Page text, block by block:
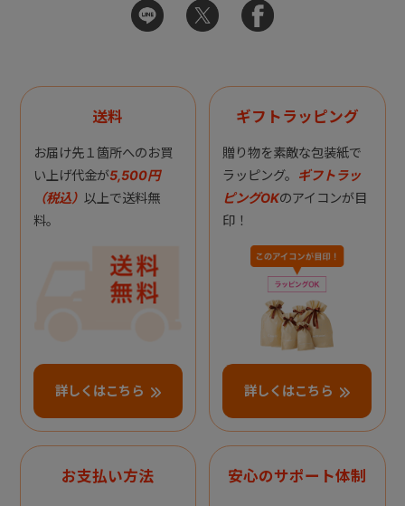
送料
お届け先１箇所へのお買
い上げ代金が5,500円
（税込） 以上で送料無
料。
詳しくはこちら
ギフトラッピング
贈り物を素敵な包装紙で
ラッピング。 ギフトラッ
ピングOKのアイコンが目
印！
詳しくはこちら
お支払い方法 安心のサポート体制